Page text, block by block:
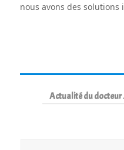
nous avons des solutions
Actualité du